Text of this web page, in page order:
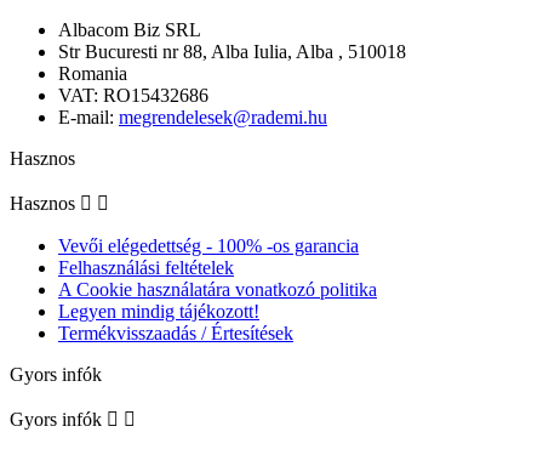
Albacom Biz SRL
Str Bucuresti nr 88, Alba Iulia, Alba , 510018
Romania
VAT: RO15432686
E-mail: megrendelesek@rademi.hu
Hasznos
Hasznos  
Vevői elégedettség - 100% -os garancia
Felhasználási feltételek
A Cookie használatára vonatkozó politika
Legyen mindig tájékozott!
Termékvisszaadás / Értesítések
Gyors infók
Gyors infók  